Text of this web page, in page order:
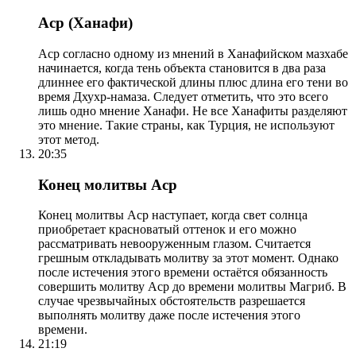
Аср (Ханафи)
Аср согласно одному из мнений в Ханафийском мазхабе
начинается, когда тень объекта становится в два раза
длиннее его фактической длины плюс длина его тени во
время Дхухр-намаза. Следует отметить, что это всего
лишь одно мнение Ханафи. Не все Ханафиты разделяют
это мнение. Такие страны, как Турция, не используют
этот метод.
20:35
Конец молитвы Аср
Конец молитвы Аср наступает, когда свет солнца
приобретает красноватый оттенок и его можно
рассматривать невооруженным глазом. Считается
грешным откладывать молитву за этот момент. Однако
после истечения этого времени остаётся обязанность
совершить молитву Аср до времени молитвы Магриб. В
случае чрезвычайных обстоятельств разрешается
выполнять молитву даже после истечения этого
времени.
21:19